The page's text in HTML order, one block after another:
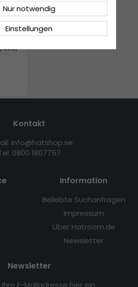
Kontakt
info@hatshop.se
0800 1807757
Information
Beliebte Suchanfragen
Impressum
Über Hatroom.de
Newsletter
Newsletter
E-Mailadresse hier ein,
Einstellungen
Nur notwendig